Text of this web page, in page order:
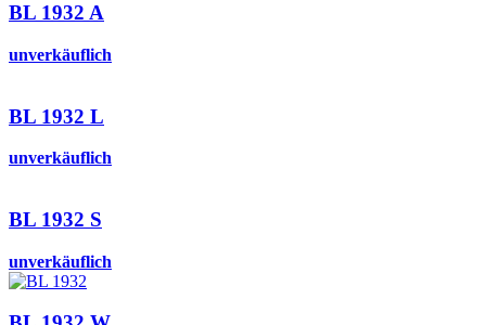
BL 1932 A
unverkäuflich
BL 1932 L
unverkäuflich
BL 1932 S
unverkäuflich